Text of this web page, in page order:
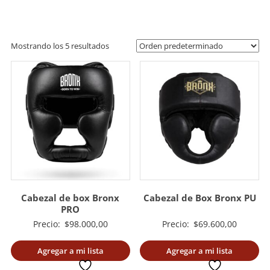
Mostrando los 5 resultados
Cabezal de box Bronx
PRO
Precio: $98.000,00
Agregar a mi lista
Cabezal de Box Bronx PU
Precio: $69.600,00
Agregar a mi lista